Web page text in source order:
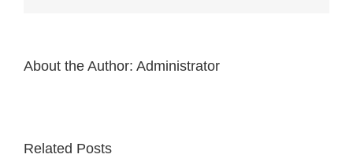
About the Author: Administrator
Related Posts